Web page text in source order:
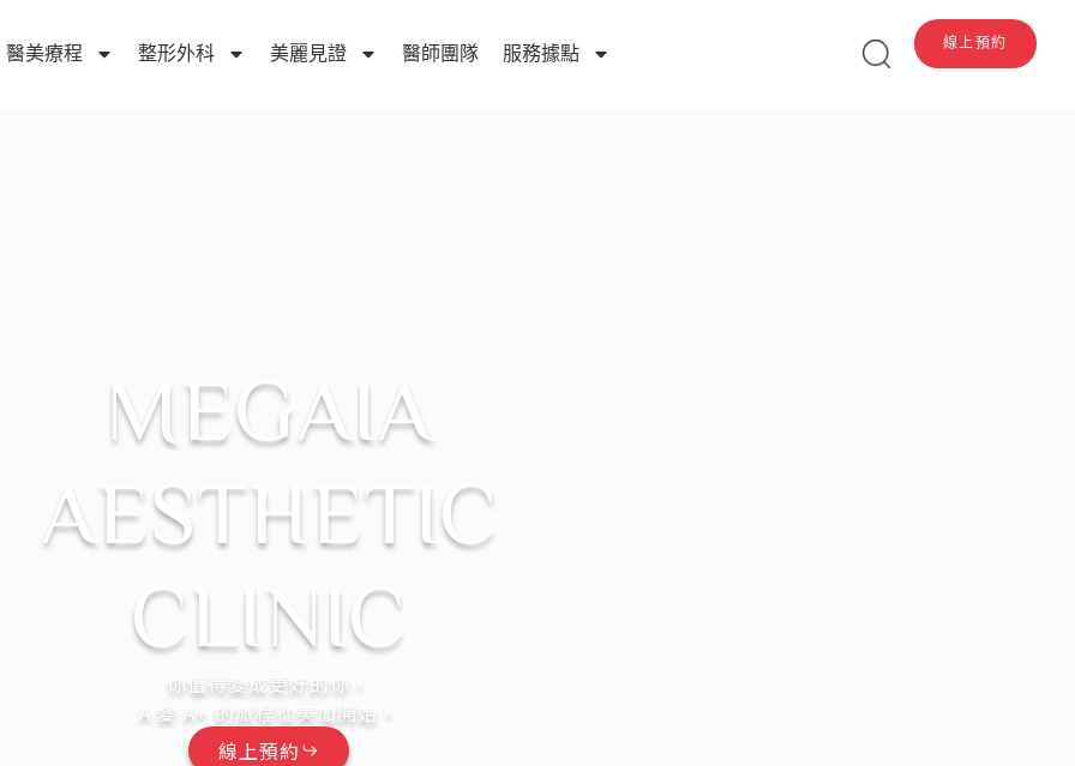
醫美療程 整形外科 美麗見證 醫師團隊 服務據點 線上預約
MEGAIA
AESTHETIC
CLINIC
你值得變成更好的你，
A 變 A+ 的旅程從美加開始。
線上預約